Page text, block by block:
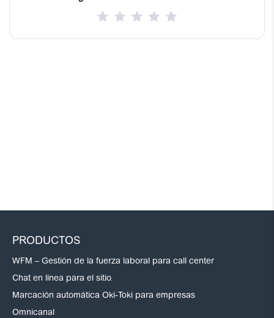
PRODUCTOS
WFM – Gestión de la fuerza laboral para call center
Chat en línea para el sitio.
Marcación automática Oki-Toki para empresas
Omnicanal